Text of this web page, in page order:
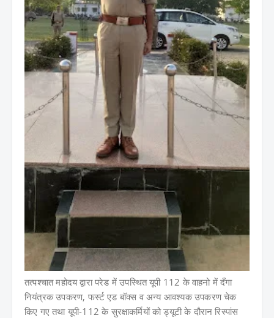
तत्पश्चात महोदय द्वारा परेड में उपस्थित यूपी 112 के वाहनो में दँगा
नियंत्रक उपकरण, फर्स्ट एड बॉक्स व अन्य आवश्यक उपकरण चेक
किए गए तथा यूपी-112 के सुरक्षाकर्मियों को ड्यूटी के दौरान रिस्पांस